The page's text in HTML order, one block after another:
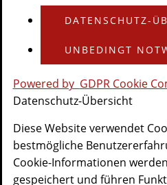
DATENSCHUTZ-
UNBEDINGT
Powered by GDPR Cookie
Datenschutz-Übersicht
Diese Website verwendet
bestmögliche
Cookie-Informationen
gespeichert und führen